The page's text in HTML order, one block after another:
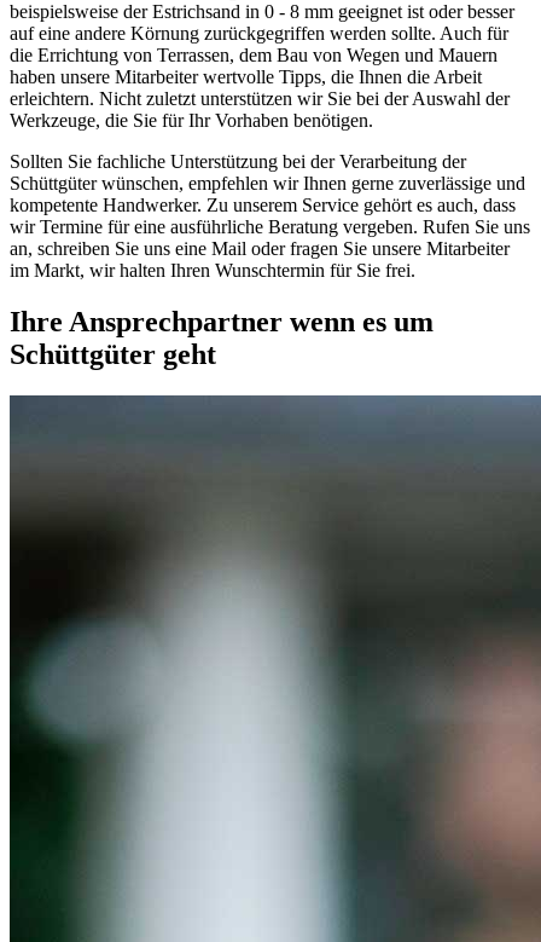
beispielsweise der Estrichsand in 0 - 8 mm geeignet ist oder besser
auf eine andere Körnung zurückgegriffen werden sollte. Auch für
die Errichtung von Terrassen, dem Bau von Wegen und Mauern
haben unsere Mitarbeiter wertvolle Tipps, die Ihnen die Arbeit
erleichtern. Nicht zuletzt unterstützen wir Sie bei der Auswahl der
Werkzeuge, die Sie für Ihr Vorhaben benötigen.
Sollten Sie fachliche Unterstützung bei der Verarbeitung der
Schüttgüter wünschen, empfehlen wir Ihnen gerne zuverlässige und
kompetente Handwerker. Zu unserem Service gehört es auch, dass
wir Termine für eine ausführliche Beratung vergeben. Rufen Sie uns
an, schreiben Sie uns eine Mail oder fragen Sie unsere Mitarbeiter
im Markt, wir halten Ihren Wunschtermin für Sie frei.
Ihre Ansprechpartner wenn es um
Schüttgüter geht